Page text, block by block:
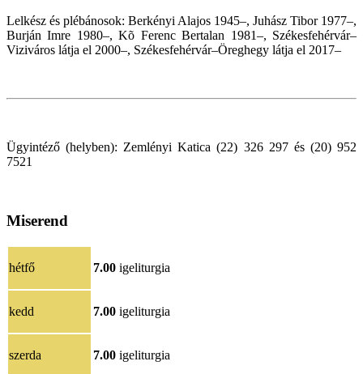
Lelkész és plébánosok: Berkényi Alajos 1945–, Juhász Tibor 1977–,
Burján Imre 1980–, Kõ Ferenc Bertalan 1981–, Székesfehérvár–
Viziváros látja el 2000–, Székesfehérvár–Öreghegy látja el 2017–
Ügyintéző (helyben): Zemlényi Katica (22) 326 297 és (20) 952
7521
Miserend
hétfő 7.00 igeliturgia
kedd 7.00 igeliturgia
szerda 7.00 igeliturgia